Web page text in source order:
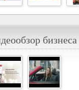
бизнеса